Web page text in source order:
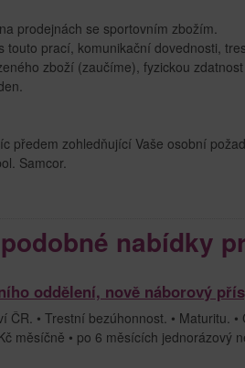
prodejnách se sportovním zbožím.
touto prací, komunikační dovednosti,
zboží (zaučíme), fyzickou
předem zohledňující Vaše osobní
Samcor.
nabídky
oddělení, nově náborový
ČR. • Trestní bezúhonnost. • Maturitu.
měsíčně • po 6 měsících jednorázový